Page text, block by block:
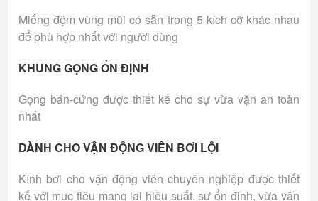
Miếng đệm vùng mũi có sẵn trong 5 kích cỡ khác nhau
để phù hợp nhất với người dùng
KHUNG GỌNG ỔN ĐỊNH
Gọng bán-cứng được thiết kế cho sự vừa vặn an toàn
nhất
DÀNH CHO VẬN ĐỘNG VIÊN BƠI LỘI
Kính bơi cho vận động viên chuyên nghiệp được thiết
kế với mục tiêu mang lại hiệu suất, sự ổn định, vừa vặn